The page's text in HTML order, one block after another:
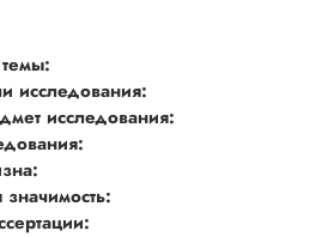
исследования:
исследования: